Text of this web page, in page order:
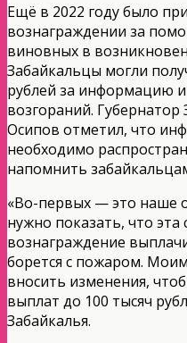
Ещё в 2022 году было
вознаграждении за
виновных в
Забайкальцы могли
рублей за информацию
возгораний. Губернатор
Осипов отметил, что
необходимо
напомнить
«Во-первых — это наше
нужно показать, что
вознаграждение
борется с пожаром.
вносить изменения,
выплат до 100 тысяч
Забайкалья.